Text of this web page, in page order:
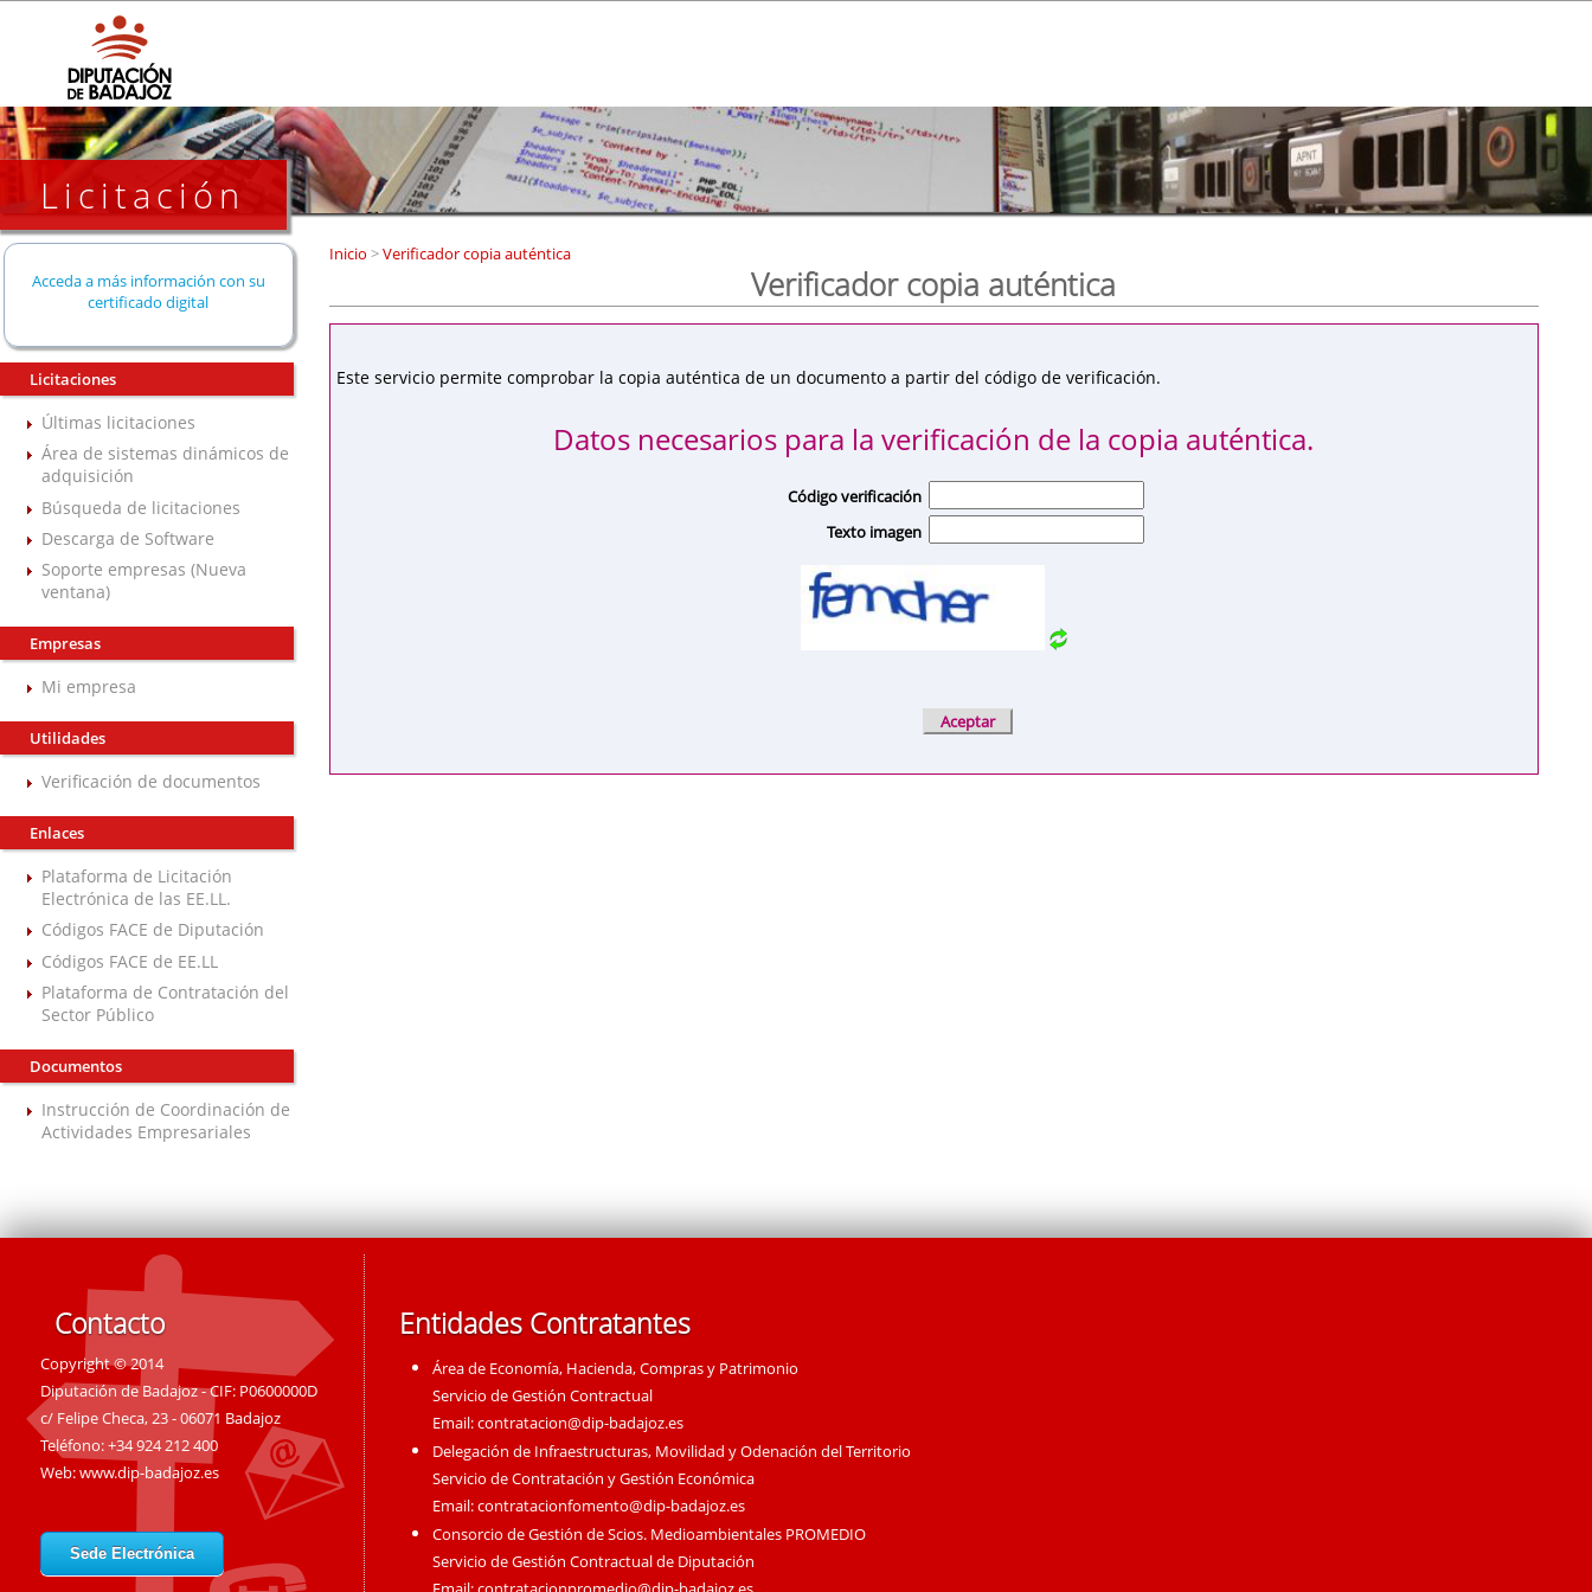
Licitación
Acceda a más información con su
certificado digital
Licitaciones
Últimas licitaciones
Área de sistemas dinámicos de
adquisición
Búsqueda de licitaciones
Descarga de Software
Soporte empresas (Nueva
ventana)
Empresas
Mi empresa
Utilidades
Verificación de documentos
Enlaces
Plataforma de Licitación
Electrónica de las EE.LL.
Códigos FACE de Diputación
Códigos FACE de EE.LL
Plataforma de Contratación del
Sector Público
Documentos
Instrucción de Coordinación de
Actividades Empresariales
Inicio >Verificador copia auténtica
Verificador copia auténtica
Este servicio permite comprobar la copia auténtica de un documento a partir del código de verificación.
Datos necesarios para la verificación de la copia auténtica.
Código verificación
Texto imagen
Contacto
Copyright © 2014
Diputación de Badajoz - CIF: P0600000D
c/ Felipe Checa, 23 - 06071 Badajoz
Teléfono: +34 924 212 400
Web:www.dip-badajoz.es
Sede Electrónica
Entidades Contratantes
Área de Economía, Hacienda, Compras y Patrimonio
Servicio de Gestión Contractual
Email:contratacion@dip-badajoz.es
Delegación de Infraestructuras, Movilidad y Odenación del Territorio
Servicio de Contratación y Gestión Económica
Email:contratacionfomento@dip-badajoz.es
Consorcio de Gestión de Scios. Medioambientales PROMEDIO
Servicio de Gestión Contractual de Diputación